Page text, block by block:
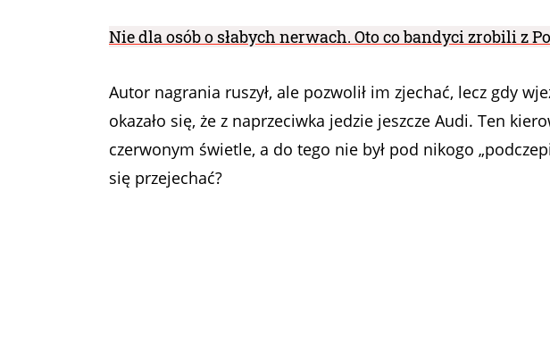
Nie dla osób o słabych nerwach. Oto co bandyci zrobili z
Autor nagrania ruszył, ale pozwolił im zjechać, lecz gdy
okazało się, że z naprzeciwka jedzie jeszcze Audi. Ten
czerwonym świetle, a do tego nie był pod nikogo
się przejechać?